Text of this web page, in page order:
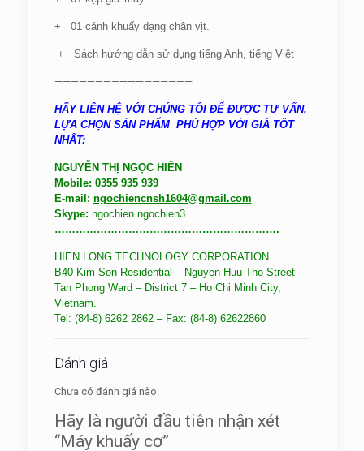
+ 01 cánh khuấy dạng chân vịt.
+ Sách hướng dẫn sử dụng tiếng Anh, tiếng Việt
—————————————————
HÃY LIÊN HỆ VỚI CHÚNG TÔI ĐỂ ĐƯỢC TƯ VẤN,
LỰA CHỌN SẢN PHẨM PHÙ HỢP VỚI GIÁ TỐT
NHẤT:
NGUYỄN THỊ NGỌC HIỀN
Mobile: 0355 935 939
E-mail: ngochiencnsh1604@gmail.com
Skype: ngochien.ngochien3
……………………………………………………….
HIEN LONG TECHNOLOGY CORPORATION
B40 Kim Son Residential – Nguyen Huu Tho Street
Tan Phong Ward – District 7 – Ho Chi Minh City,
Vietnam.
Tel: (84-8) 6262 2862 – Fax: (84-8) 62622860
Đánh giá
Chưa có đánh giá nào.
Hãy là người đầu tiên nhận xét
“Máy khuấy cơ”